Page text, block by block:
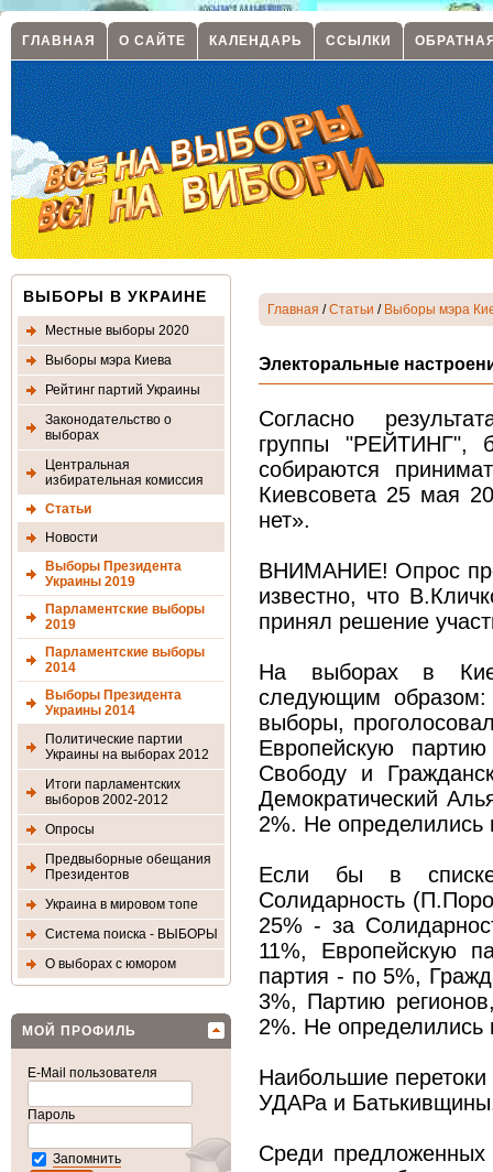
ГЛАВНАЯ О САЙТЕ КАЛЕНДАРЬ ССЫЛКИ
ВЫБОРЫ В УКРАИНЕ
Местные выборы 2020
Выборы мэра Киева
Рейтинг партий Украины
Законодательство о
выборах
Центральная
избирательная комиссия
Статьи
Новости
Выборы Президента
Украины 2019
Парламентские выборы
2019
Парламентские выборы
2014
Выборы Президента
Украины 2014
Политические партии
Украины на выборах 2012
Итоги парламентских
выборов 2002-2012
Опросы
Предвыборные обещания
Президентов
Украина в мировом топе
Система поиска - ВЫБОРЫ
О выборах с юмором
МОЙ ПРОФИЛЬ
E-Mail пользователя
Пароль
Запомнить
Главная /Статьи / Выборы мэра
Электоральные
Согласно
группы "РЕЙТИНГ",
собираются
Киевсовета 25 мая
нет».
ВНИМАНИЕ! Опрос
известно, что
принял решение
На выборах в
следующим
выборы,
Европейскую
Свободу и
Демократический
2%. Не определились
Если бы в
Солидарность
25% - за
11%, Европейскую
партия - по 5%,
3%, Партию
2%. Не определились
Наибольшие перетоки
УДАРа и
Среди предложенных